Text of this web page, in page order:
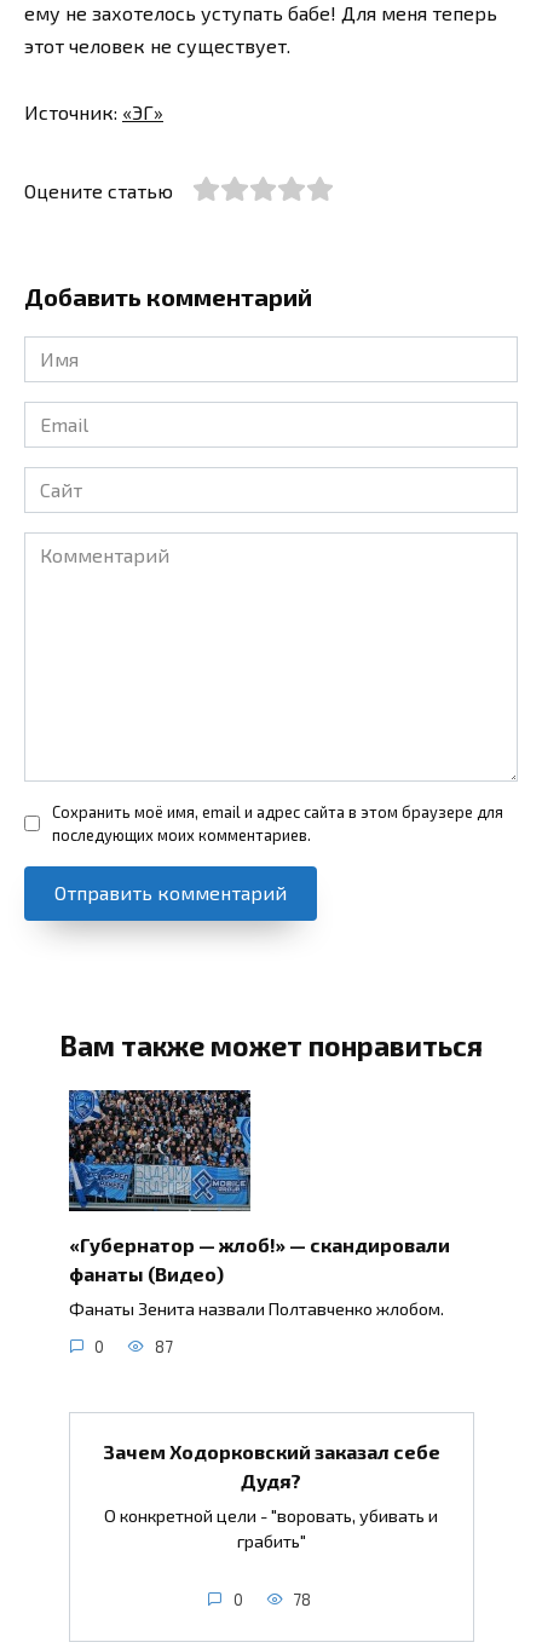
ему не захотелось уступать бабе! Для меня теперь
этот человек не существует.
Источник: «ЭГ»
Оцените статью
Добавить комментарий
Имя
*
Email
*
Сайт
Комментарий
Сохранить моё имя, email и адрес сайта в этом браузере для
последующих моих комментариев.
Вам также может понравиться
«Губернатор — жлоб!» — скандировали
фанаты (Видео)
Фанаты Зенита назвали Полтавченко жлобом.
0 87
Зачем Ходорковский заказал себе
Дудя?
О конкретной цели - "воровать, убивать и
грабить"
0 78